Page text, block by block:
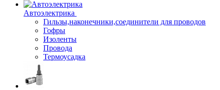
Автоэлектрика
Гильзы,наконечники,соединители для проводов
Гофры
Изоленты
Провода
Термоусадка